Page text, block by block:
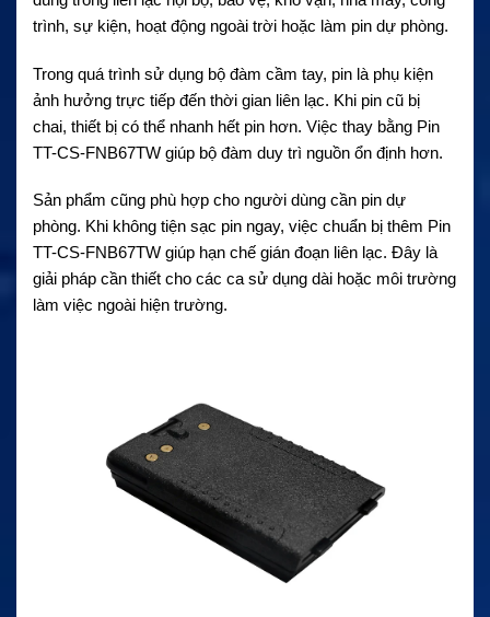
trình, sự kiện, hoạt động ngoài trời hoặc làm pin dự phòng.
Trong quá trình sử dụng bộ đàm cầm tay, pin là phụ kiện
ảnh hưởng trực tiếp đến thời gian liên lạc. Khi pin cũ bị
chai, thiết bị có thể nhanh hết pin hơn. Việc thay bằng Pin
TT-CS-FNB67TW giúp bộ đàm duy trì nguồn ổn định hơn.
Sản phẩm cũng phù hợp cho người dùng cần pin dự
phòng. Khi không tiện sạc pin ngay, việc chuẩn bị thêm Pin
TT-CS-FNB67TW giúp hạn chế gián đoạn liên lạc. Đây là
giải pháp cần thiết cho các ca sử dụng dài hoặc môi trường
làm việc ngoài hiện trường.